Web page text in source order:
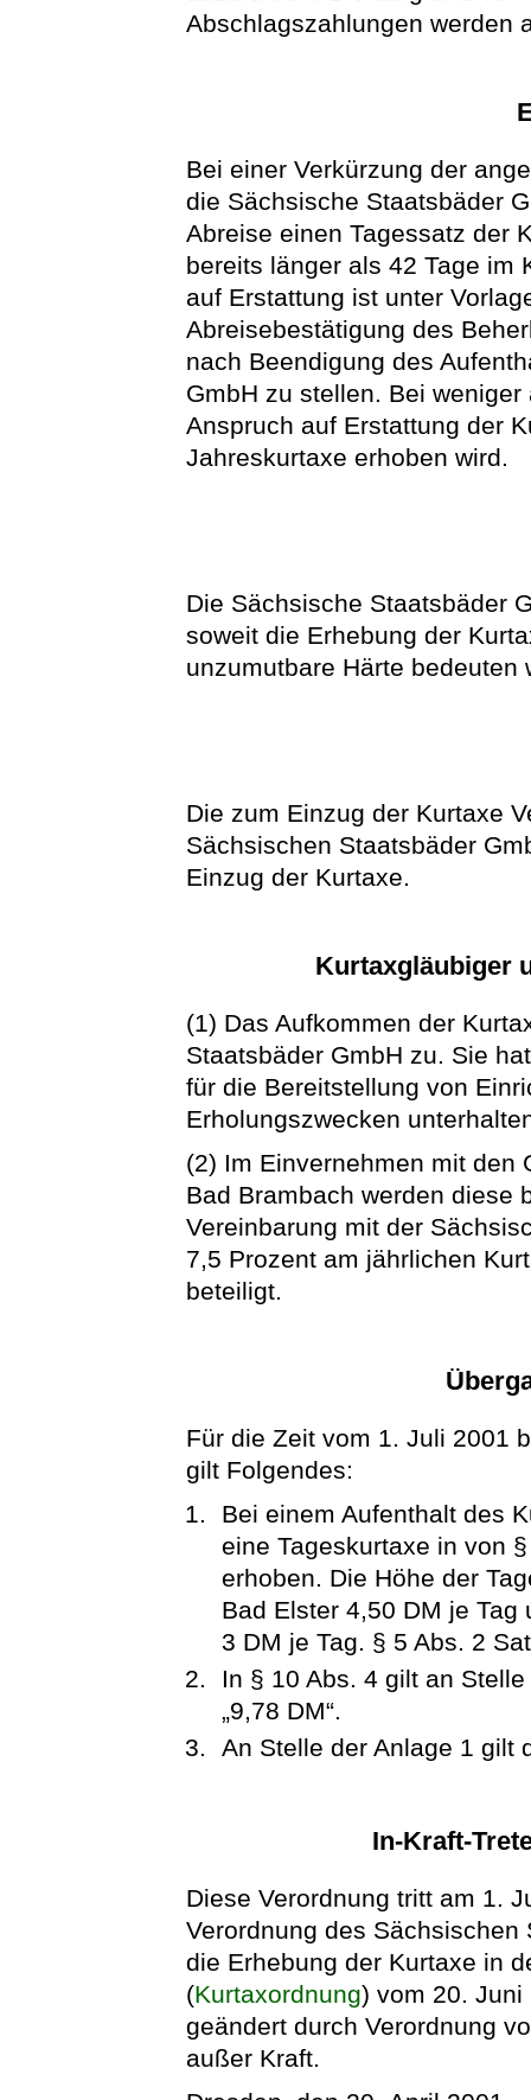
Abschlagszahlungen werden
Bei einer Verkürzung der
die Sächsische Staatsbäder
Abreise einen Tagessatz der
bereits länger als 42 Tage im
auf Erstattung ist unter
Abreisebestätigung des
nach Beendigung des
GmbH zu stellen. Bei
Anspruch auf Erstattung der
Jahreskurtaxe erhoben wird.
Die Sächsische Staatsbäder
soweit die Erhebung der
unzumutbare Härte bedeuten
Die zum Einzug der Kurtaxe
Sächsischen Staatsbäder
Einzug der Kurtaxe.
Kurtaxgläubiger
(1) Das Aufkommen der
Staatsbäder GmbH zu. Sie
für die Bereitstellung von
Erholungszwecken
(2) Im Einvernehmen mit den
Bad Brambach werden diese
Vereinbarung mit der
7,5 Prozent am jährlichen
beteiligt.
Für die Zeit vom 1. Juli 2001
gilt Folgendes:
Bei einem Aufenthalt des
eine Tageskurtaxe in von
erhoben. Die Höhe der
Bad Elster 4,50 DM je
3 DM je Tag. § 5 Abs. 2
In § 10 Abs. 4 gilt an Stelle
„9,78 DM“.
An Stelle der Anlage 1 gilt
In-Kraft-
Diese Verordnung tritt am 1.
Verordnung des
die Erhebung der Kurtaxe in
(Kurtaxordnung) vom 20. Juni
geändert durch Verordnung
außer Kraft.